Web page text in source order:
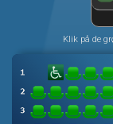
Klik på de